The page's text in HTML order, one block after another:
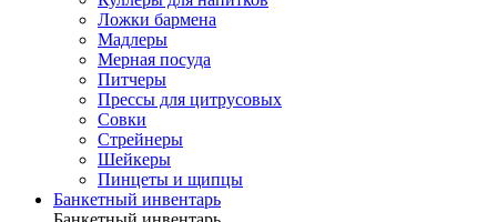
Ложки бармена
Мадлеры
Мерная посуда
Питчеры
Прессы для цитрусовых
Совки
Стрейнеры
Шейкеры
Пинцеты и щипцы
Банкетный инвентарь